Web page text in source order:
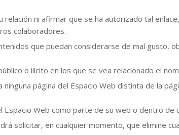
relación ni afirmar que se ha autorizado tal
colaboradores.
que puedan considerarse de mal gusto,
o ilícito en los que se vea relacionado el
ninguna página del Espacio Web distinta de la
Espacio Web como parte de su web o dentro de
solicitar, en cualquier momento, que elimine